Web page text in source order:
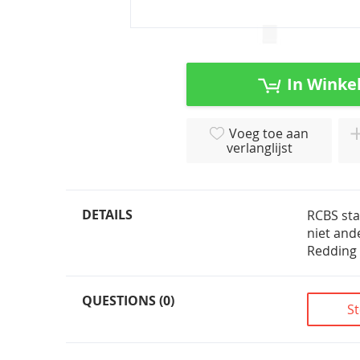
In
Voeg toe aan
verlanglijst
DETAILS
RCBS
niet
QUESTIONS (0)